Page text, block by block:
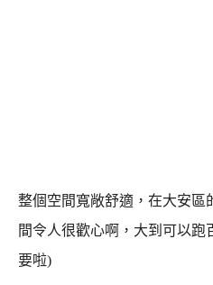
整個空間寬敞舒適，在大安區
間令人很歡心啊，大到可以
要啦)